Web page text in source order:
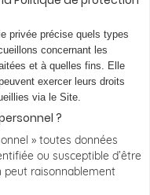
privée précise quels types
concernant les
et à quelles fins. Elle
exercer leurs droits
via le Site.
?
» toutes données
ou susceptible d’être
peut raisonnablement